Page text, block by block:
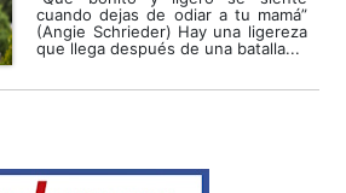
cuando dejas de odiar a tu mamá”
(Angie Schrieder) Hay una ligereza
que llega después de una batalla...